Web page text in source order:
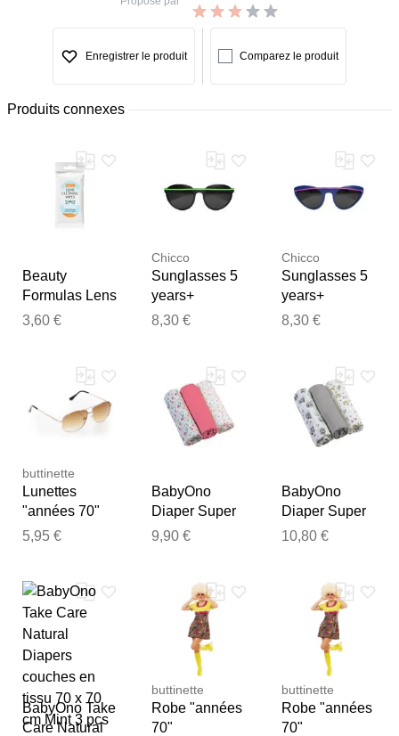
Enregistrer le produit Comparez le produit
Produits connexes
Beauty
Formulas Lens
Cleaning
pour lunettes
3,60 €
Chicco
Sunglasses 5
years+
lunettes de
8,30 €
Chicco
Sunglasses 5
years+
lunettes de
8,30 €
buttinette
Lunettes
"années 70"
5,95 €
BabyOno
Diaper Super
Soft couches
9,90 €
BabyOno
Diaper Super
Soft couches
10,80 €
BabyOno Take
Care Natural
buttinette
Robe "années
70"
buttinette
Robe "années
70"
examiner vos commentaires
avant de les publier.